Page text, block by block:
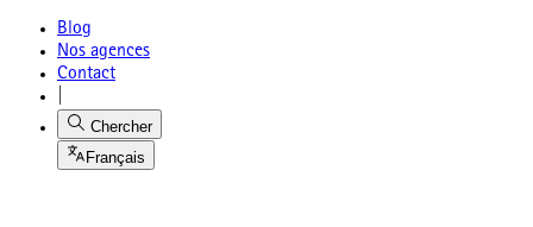
Blog
Nos agences
Contact
Chercher
Français